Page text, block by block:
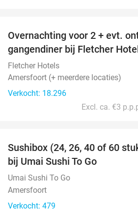
Overnachting voor 2 + evt.
gangendiner bij Fletcher
Fletcher Hotels
Amersfoort (+ meerdere locaties)
Verkocht: 18.296
Excl. ca. €3
Sushibox (24, 26, 40 of 60
bij Umai Sushi To Go
Umai Sushi To Go
Amersfoort
Verkocht: 479